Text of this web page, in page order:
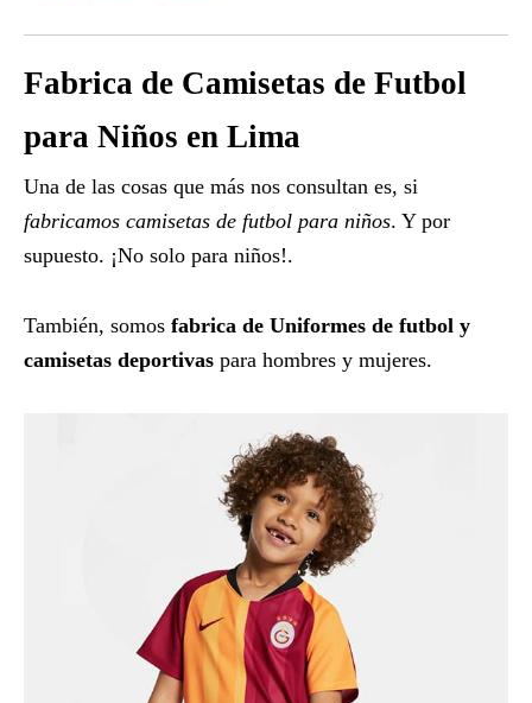
Fabrica de Camisetas de Futbol
para Niños en Lima
Una de las cosas que más nos consultan es, si
fabricamos camisetas de futbol para niños. Y por
supuesto. ¡No solo para niños!.
También, somos fabrica de Uniformes de futbol y
camisetas deportivas para hombres y mujeres.